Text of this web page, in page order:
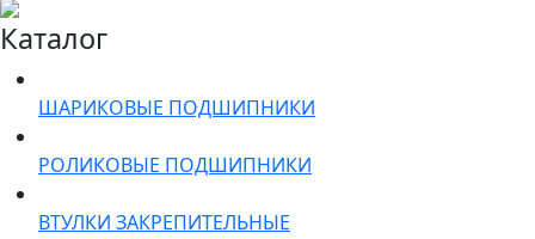
Каталог
ШАРИКОВЫЕ ПОДШИПНИКИ
РОЛИКОВЫЕ ПОДШИПНИКИ
ВТУЛКИ ЗАКРЕПИТЕЛЬНЫЕ